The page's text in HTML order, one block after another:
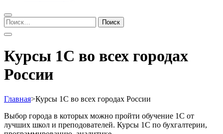
Найти:
Курсы 1С во всех городах
России
Главная>Курсы 1С во всех городах России
Выбор города в которых можно пройти обучение 1С от
лучших школ и преподователей. Курсы 1С по бухгалтерии,